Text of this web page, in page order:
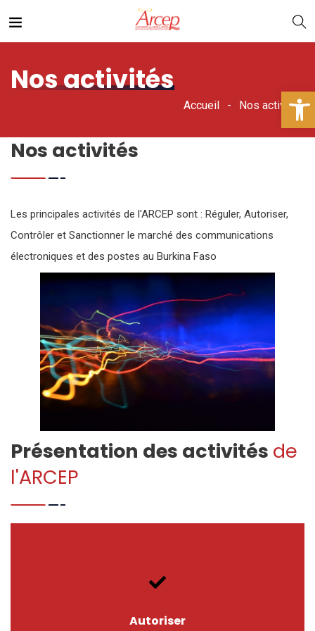
Nos activités
Accueil Nos activités
Nos activités
Les principales activités de l'ARCEP sont : Réguler, Autoriser,
Contrôler et Sanctionner le marché des communications
électroniques et des postes au Burkina Faso
Présentation des activités de
l'ARCEP
Autoriser
Autoriser